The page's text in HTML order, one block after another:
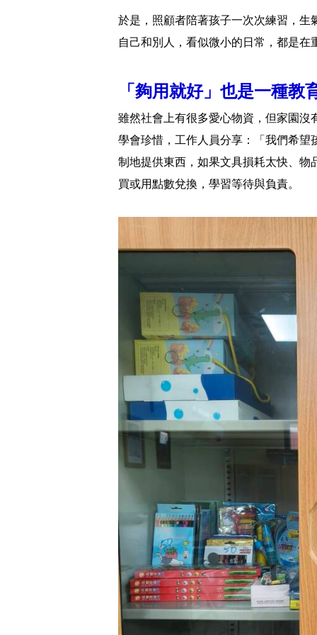
於是，照顧者陪著孩子一次次練習，
自己和別人，看似微小的日常，都是在
「夠用就好」也是一種教
雖然社會上有很多愛心物資，但家園
學會珍惜，工作人員分享：「我們希
制地提供東西，如果文具損耗太快、
買或用點數兌換，學習等待與負責。